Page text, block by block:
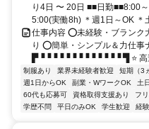
り4日 〜 20日 ■■日勤■■8:00
5:00(実働8h) ＊週1日～OK ＊
仕事内容 ⭕未経験・ブランク
り ⭕簡単・シンプル＆力仕
▛▝▝▝▝▝▝▝▝▝▝▝▝▝ ▜ ⭐ 高速
制服あり 業界未経験者歓迎 短期（3
週1日からOK
副業・WワークOK 土
60代も応募可
資格取得支援あり フ
学歴不問
平日のみOK 学生歓迎 経